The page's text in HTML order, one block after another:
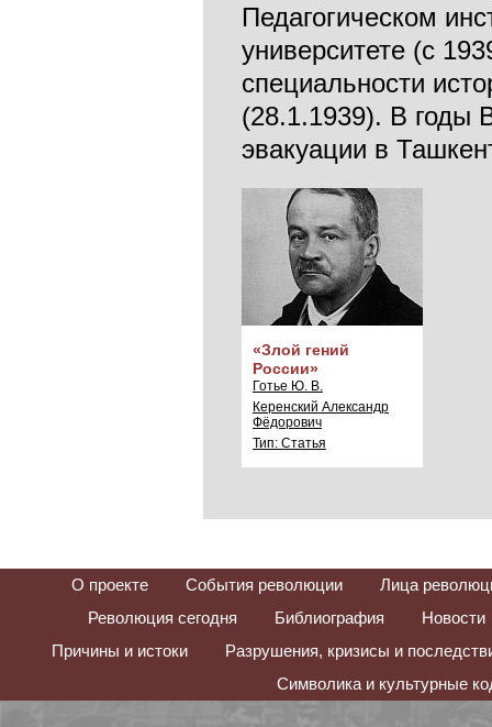
Педагогическом
университете (с
специальности
(28.1.1939). В годы
эвакуации в
«Злой гений
России»
Готье Ю. В.
Керенский Александр
Фёдорович
Тип: Статья
О проекте События революции
Лица
Революция сегодня
Библиография
Новости
Причины и истоки
Разрушения, кризисы и
Символика и культурные